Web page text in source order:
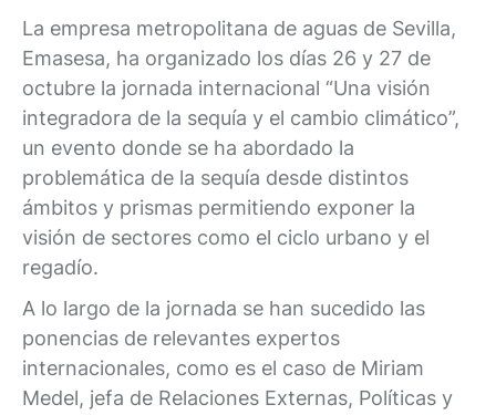
La empresa metropolitana de aguas de Sevilla,
Emasesa, ha organizado los días 26 y 27 de
octubre la jornada internacional “Una visión
integradora de la sequía y el cambio climático”,
un evento donde se ha abordado la
problemática de la sequía desde distintos
ámbitos y prismas permitiendo exponer la
visión de sectores como el ciclo urbano y el
regadío.
A lo largo de la jornada se han sucedido las
ponencias de relevantes expertos
internacionales, como es el caso de Miriam
Medel, jefa de Relaciones Externas, Políticas y